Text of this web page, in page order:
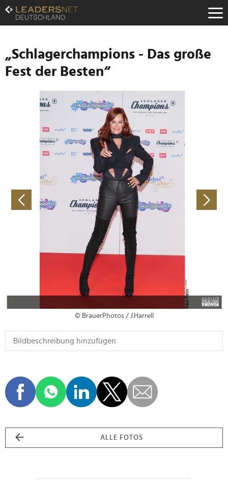
Zum
Inhalt
Zur
Navigation
Zur
Hauptnavigation
„Schlagerchampions - Das große
Fest der Besten“
© BrauerPhotos / J.Harrell
ALLE FOTOS